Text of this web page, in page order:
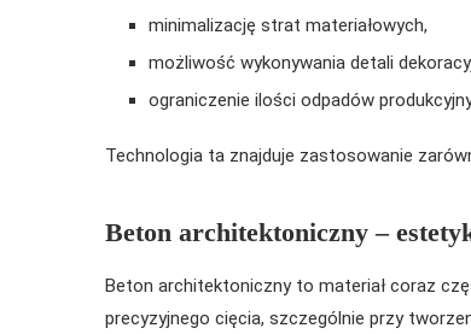
minimalizację strat materiałowych,
możliwość wykonywania detali
ograniczenie ilości odpadów
Technologia ta znajduje zastosowanie
Beton architektoniczny –
Beton architektoniczny to materiał coraz
precyzyjnego cięcia, szczególnie przy